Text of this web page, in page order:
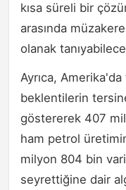
kısa süreli bir
arasında
olanak
Ayrıca,
beklentilerin
göstererek 407
ham petrol
milyon 804 bin
seyrettiğine dair